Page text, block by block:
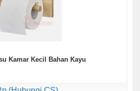
Kamar Kecil Bahan Kayu